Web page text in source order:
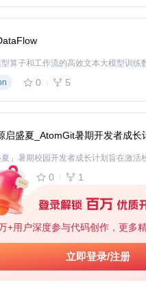
+用户深度参与代码创作，更多
立即登录/注册
算子和工作流的高效文本大模型训练
0 5
启盛夏_AtomGit暑期开发者成长
0 1
xiaozhi
0 1